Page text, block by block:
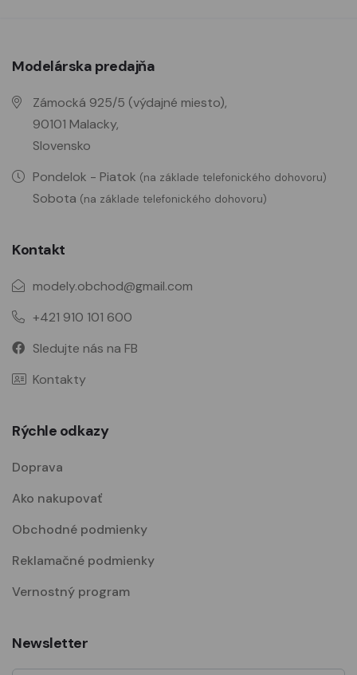
Modelárska predajňa
Zámocká 925/5 (výdajné miesto),
90101 Malacky,
Slovensko
Pondelok - Piatok (na základe telefonického dohovoru)
Sobota (na základe telefonického dohovoru)
Kontakt
modely.obchod@gmail.com
+421 910 101 600
Sledujte nás na FB
Kontakty
Rýchle odkazy
Doprava
Ako nakupovať
Obchodné podmienky
Reklamačné podmienky
Vernostný program
Newsletter